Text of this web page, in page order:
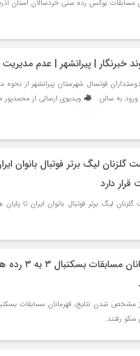
مسابقات بوکس رده سنی خردسالان استان
خبرنگار | پیرانشهر | عدم
دوستداران فوتسال شهرستان پیرانشهر از
ورود به سالن
ویدیوی ارسالی از محمدپور
گلزنان لیگ برتر فوتبال بانوان
دارد
گلزنان لیگ برتر فوتبال بانوان ایران تا
شدن نتایج، قهرمانان مسابقات
سکو رفتند.